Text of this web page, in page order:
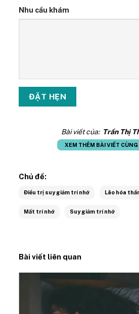
Nhu cầu khám
Bài viết của: Trần Thị
XEM THÊM BÀI VIẾT CÙNG
Chủ đề:
Điều trị suy giảm trí nhớ Lão hóa
Mất trí nhớ Suy giảm trí nhớ
Bài viết liên quan